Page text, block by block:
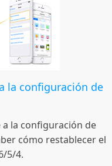
la configuración de
a la configuración de
cómo restablecer el
5/4.